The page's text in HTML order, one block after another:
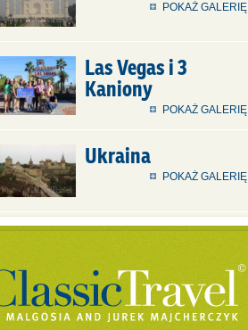
POKAŻ GALERIĘ
Las Vegas i 3
Kaniony
POKAŻ GALERIĘ
Ukraina
POKAŻ GALERIĘ